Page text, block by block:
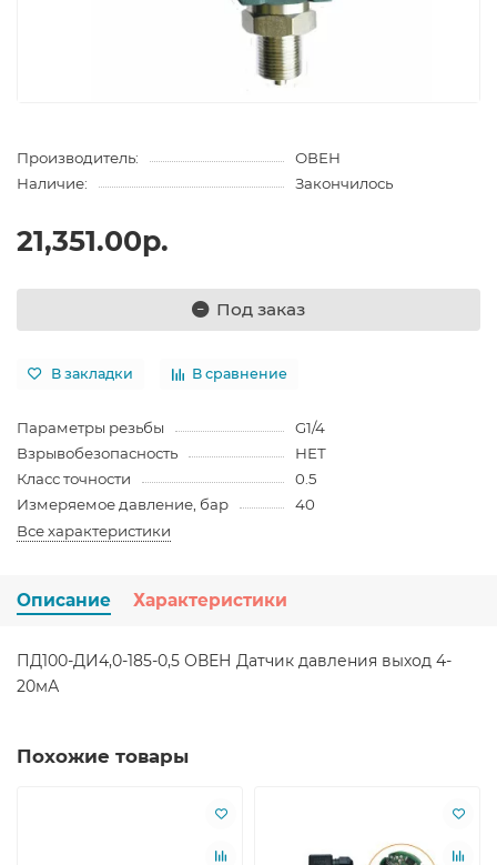
Производитель:
ОВЕН
Наличие:
Закончилось
21,351.00р.
Под заказ
В закладки В сравнение
Параметры резьбы
G1/4
Взрывобезопасность
НЕТ
Класс точности
0.5
Измеряемое давление, бар
40
Все характеристики
Описание Характеристики
ПД100-ДИ4,0-185-0,5 ОВЕН Датчик давления выход 4-
20мА
Похожие товары